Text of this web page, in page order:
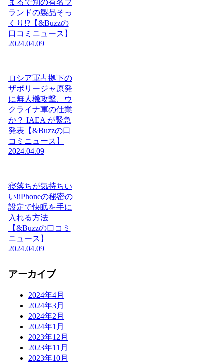
まるで別の有名ブ
ランドの製品そっ
くり!?【&Buzzの
口コミニュース】
2024.04.09
ロシア軍占拠下の
ザポリージャ原発
に無人機攻撃、ウ
クライナ軍の仕業
か？ IAEA が緊急
発表【&Buzzの口
コミニュース】
2024.04.09
寝落ちが気持ちい
い!iPhoneの秘密の
設定で快眠を手に
入れる方法
【&Buzzの口コミ
ニュース】
2024.04.09
アーカイブ
2024年4月
2024年3月
2024年2月
2024年1月
2023年12月
2023年11月
2023年10月